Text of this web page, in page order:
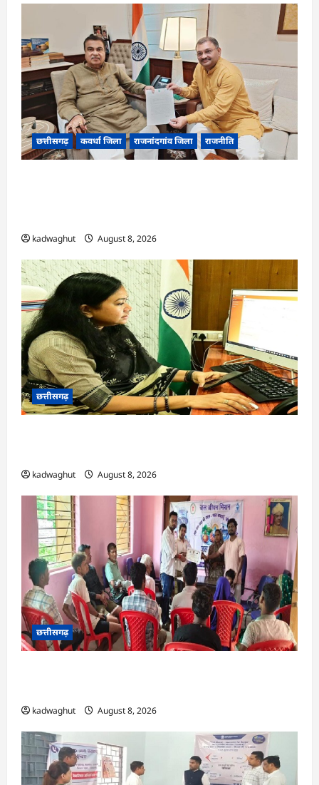
छत्तीसगढ़ कवर्धा जिला राजनांदगांव जिला राजनीति
kadwaghut August 8, 2026
छत्तीसगढ़
kadwaghut August 8, 2026
छत्तीसगढ़
kadwaghut August 8, 2026